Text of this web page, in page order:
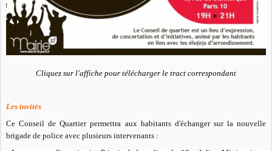
Cliquez sur l'affiche pour télécharger le tract correspondant
Les invités
Ce Conseil de Quartier permettra aux habitants d'échanger sur la nouvelle
brigade de police avec plusieurs intervenants :